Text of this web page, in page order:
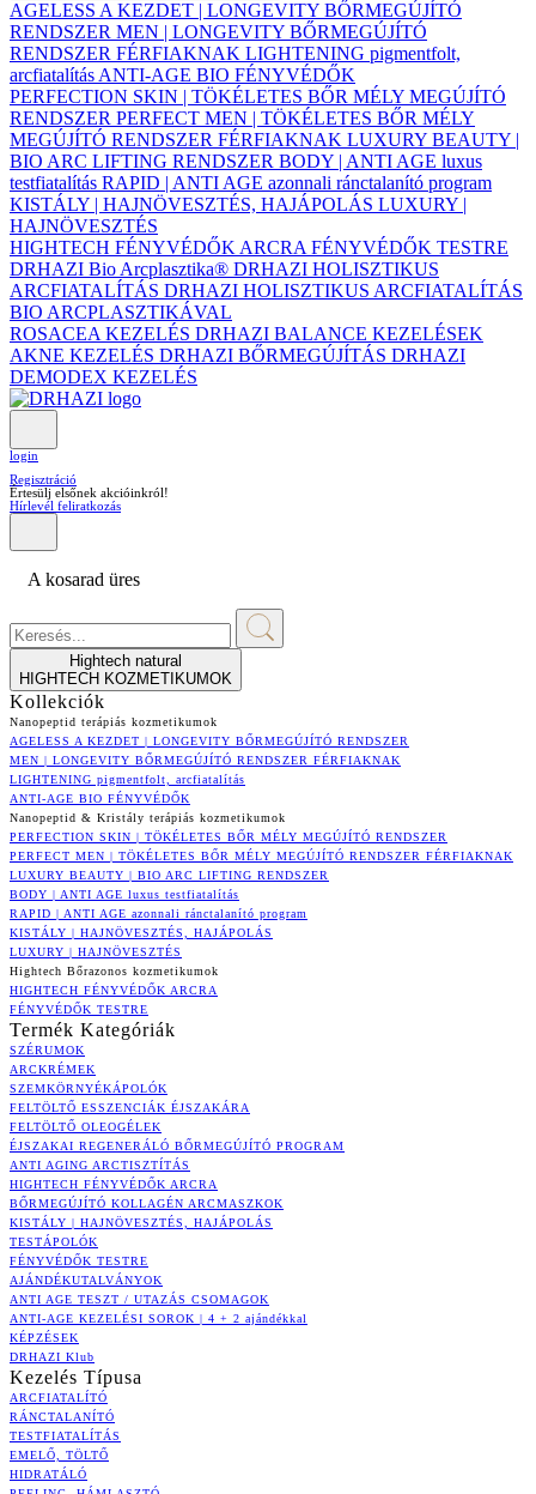
AGELESS A KEZDET | LONGEVITY BŐRMEGÚJÍTÓ
RENDSZER MEN | LONGEVITY BŐRMEGÚJÍTÓ
RENDSZER FÉRFIAKNAK LIGHTENING pigmentfolt,
arcfiatalítás ANTI-AGE BIO FÉNYVÉDŐK
PERFECTION SKIN | TÖKÉLETES BŐR MÉLY MEGÚJÍTÓ
RENDSZER PERFECT MEN | TÖKÉLETES BŐR MÉLY
MEGÚJÍTÓ RENDSZER FÉRFIAKNAK LUXURY BEAUTY |
BIO ARC LIFTING RENDSZER BODY | ANTI AGE luxus
testfiatalítás RAPID | ANTI AGE azonnali ránctalanító program
KISTÁLY | HAJNÖVESZTÉS, HAJÁPOLÁS LUXURY |
HAJNÖVESZTÉS
HIGHTECH FÉNYVÉDŐK ARCRA FÉNYVÉDŐK TESTRE
DRHAZI Bio Arcplasztika® DRHAZI HOLISZTIKUS
ARCFIATALÍTÁS DRHAZI HOLISZTIKUS ARCFIATALÍTÁS
BIO ARCPLASZTIKÁVAL
ROSACEA KEZELÉS DRHAZI BALANCE KEZELÉSEK
AKNE KEZELÉS DRHAZI BŐRMEGÚJÍTÁS DRHAZI
DEMODEX KEZELÉS
login
Regisztráció
Értesülj elsőnek akcióinkról!
Hírlevél feliratkozás
A kosarad üres
Hightech natural
HIGHTECH KOZMETIKUMOK
Kollekciók
Nanopeptid terápiás kozmetikumok
AGELESS A KEZDET | LONGEVITY BŐRMEGÚJÍTÓ RENDSZER
MEN | LONGEVITY BŐRMEGÚJÍTÓ RENDSZER FÉRFIAKNAK
LIGHTENING pigmentfolt, arcfiatalítás
ANTI-AGE BIO FÉNYVÉDŐK
Nanopeptid & Kristály terápiás kozmetikumok
PERFECTION SKIN | TÖKÉLETES BŐR MÉLY MEGÚJÍTÓ RENDSZER
PERFECT MEN | TÖKÉLETES BŐR MÉLY MEGÚJÍTÓ RENDSZER FÉRFIAKNAK
LUXURY BEAUTY | BIO ARC LIFTING RENDSZER
BODY | ANTI AGE luxus testfiatalítás
RAPID | ANTI AGE azonnali ránctalanító program
KISTÁLY | HAJNÖVESZTÉS, HAJÁPOLÁS
LUXURY | HAJNÖVESZTÉS
Hightech Bőrazonos kozmetikumok
HIGHTECH FÉNYVÉDŐK ARCRA
FÉNYVÉDŐK TESTRE
Termék Kategóriák
SZÉRUMOK
ARCKRÉMEK
SZEMKÖRNYÉKÁPOLÓK
FELTÖLTŐ ESSZENCIÁK ÉJSZAKÁRA
FELTÖLTŐ OLEOGÉLEK
ÉJSZAKAI REGENERÁLÓ BŐRMEGÚJÍTÓ PROGRAM
ANTI AGING ARCTISZTÍTÁS
HIGHTECH FÉNYVÉDŐK ARCRA
BŐRMEGÚJÍTÓ KOLLAGÉN ARCMASZKOK
KISTÁLY | HAJNÖVESZTÉS, HAJÁPOLÁS
TESTÁPOLÓK
FÉNYVÉDŐK TESTRE
AJÁNDÉKUTALVÁNYOK
ANTI AGE TESZT / UTAZÁS CSOMAGOK
ANTI-AGE KEZELÉSI SOROK | 4 + 2 ajándékkal
KÉPZÉSEK
DRHAZI Klub
Kezelés Típusa
ARCFIATALÍTÓ
RÁNCTALANÍTÓ
TESTFIATALÍTÁS
EMELŐ, TÖLTŐ
HIDRATÁLÓ